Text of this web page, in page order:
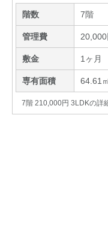
階数 7階
管理費 20,000
敷金 1ヶ月
専有面積 64.61
7階 210,000円 3LDKの詳